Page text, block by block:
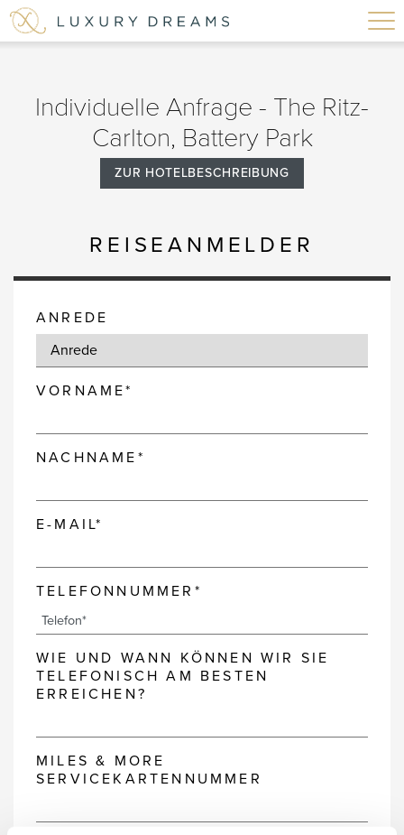
Individuelle Anfrage - The Ritz-
Carlton, Battery Park
ZUR HOTELBESCHREIBUNG
REISEANMELDER
ANREDE
VORNAME*
NACHNAME*
E-MAIL*
TELEFONNUMMER*
WIE UND WANN KÖNNEN WIR SIE
TELEFONISCH AM BESTEN
ERREICHEN?
MILES & MORE
SERVICEKARTENNUMMER